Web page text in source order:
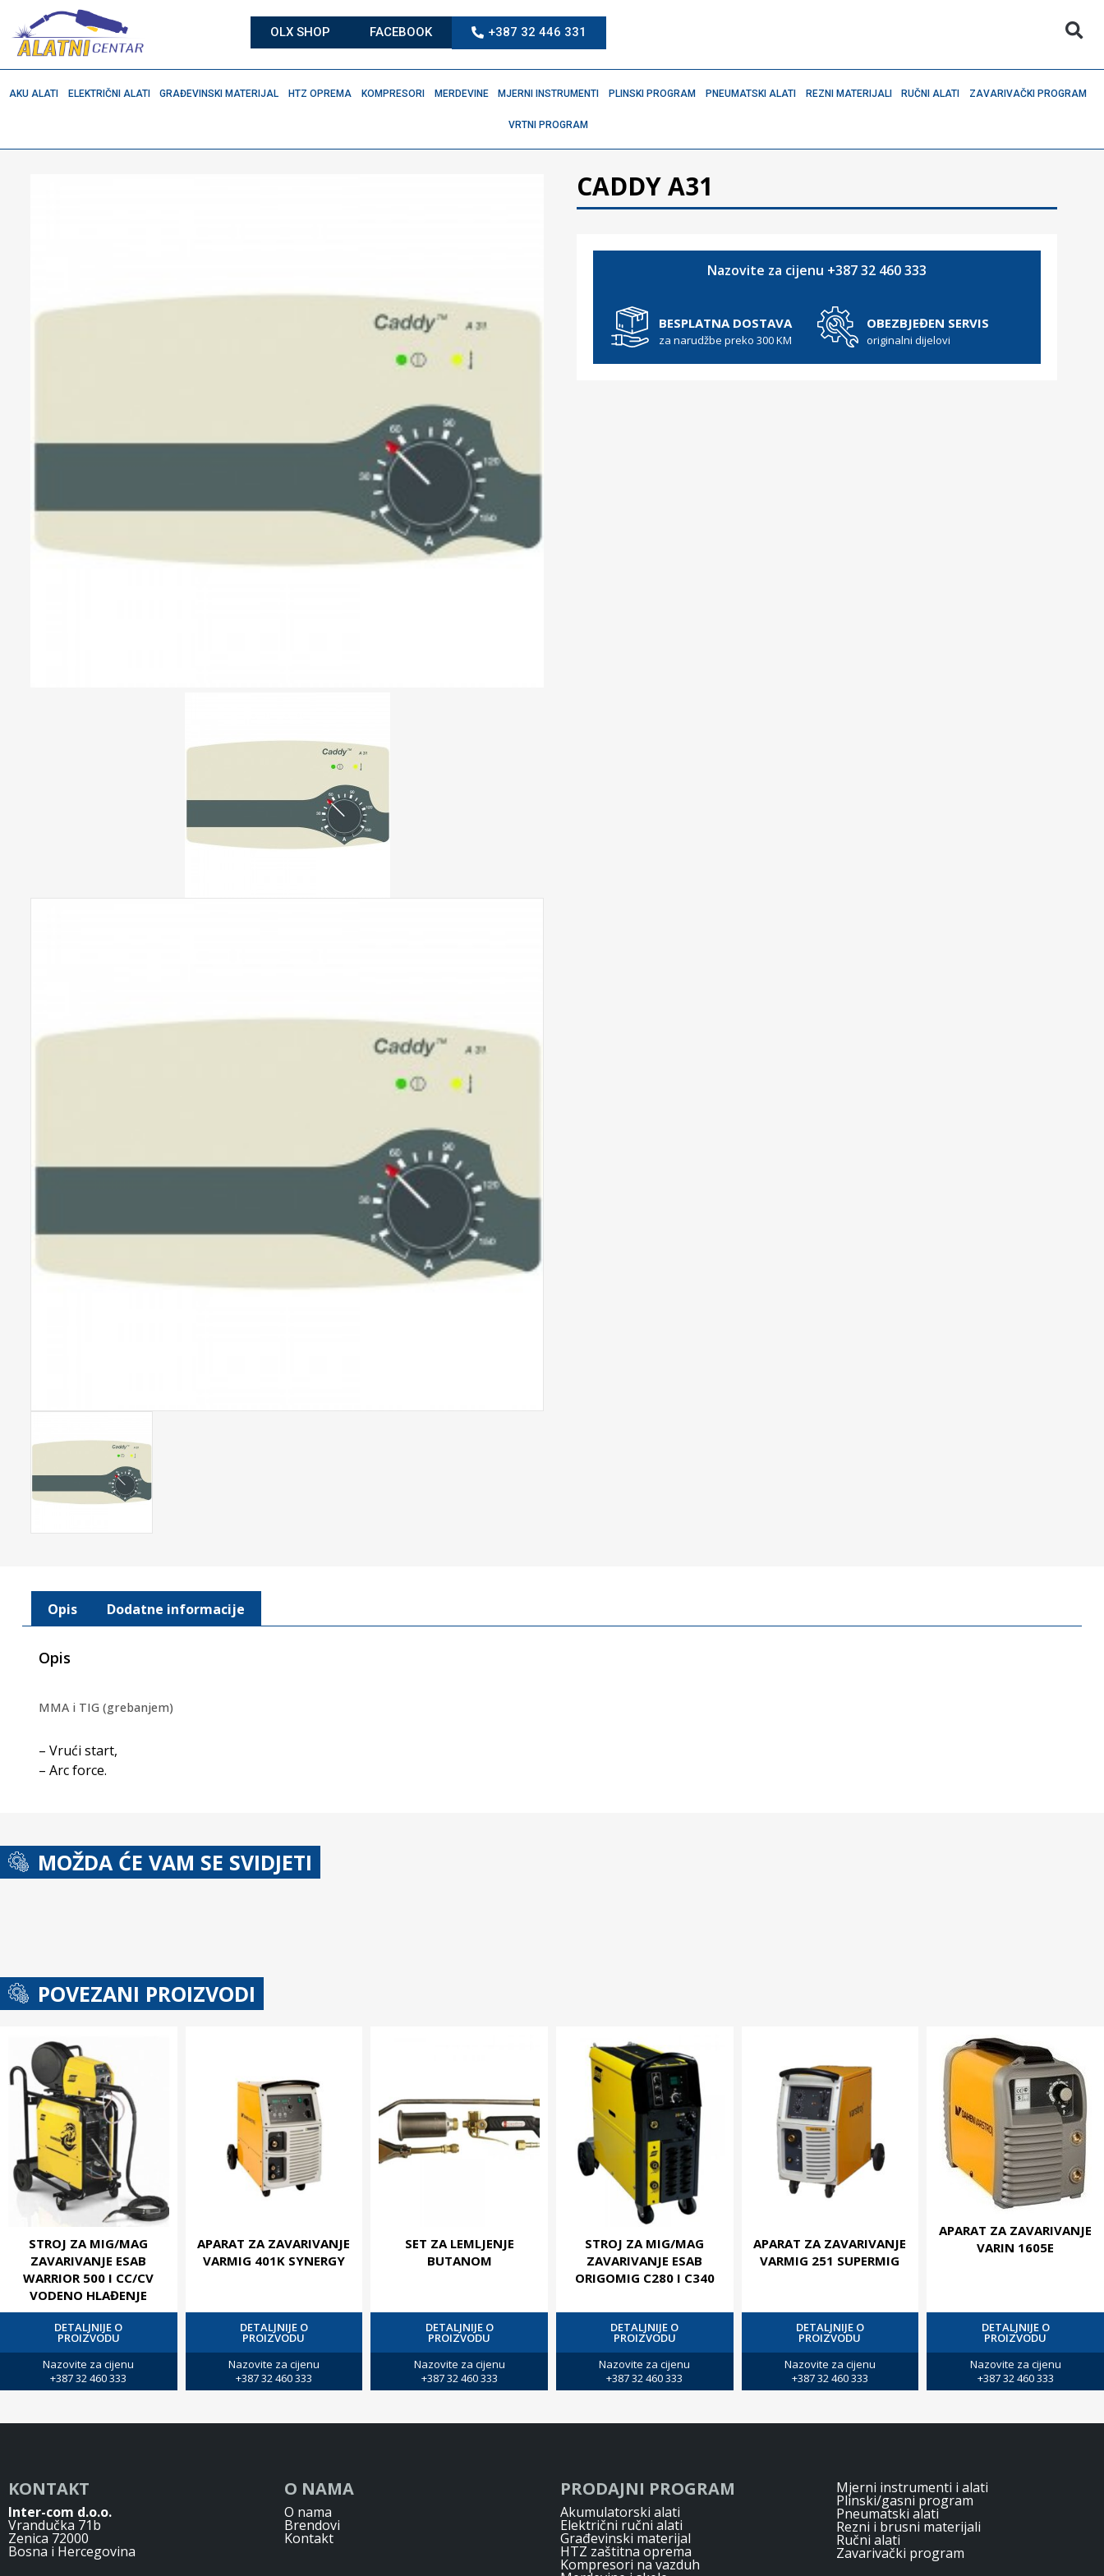
OLX SHOP FACEBOOK +387 32 446 331
AKU ALATI ELEKTRIČNI ALATI GRAĐEVINSKI MATERIJAL HTZ OPREMA KOMPRESORI MERDEVINE MJERNI INSTRUMENTI PLINSKI PROGRAM PNEUMATSKI ALATI REZNI MATERIJALI RUČNI ALATI ZAVARIVAČKI PROGRAM
VRTNI PROGRAM
CADDY A31
Nazovite za cijenu +387 32 460 333
BESPLATNA DOSTAVA
za narudžbe preko 300 KM
OBEZBJEĐEN SERVIS
originalni dijelovi
Opis Dodatne informacije
Opis
MMA i TIG (grebanjem)
– Vrući start,
– Arc force.
MOŽDA ĆE VAM SE SVIDJETI
POVEZANI PROIZVODI
STROJ ZA MIG/MAG
ZAVARIVANJE ESAB
WARRIOR 500 I CC/CV
VODENO HLAĐENJE
DETALJNIJE O
PROIZVODU
Nazovite za cijenu
+387 32 460 333
APARAT ZA ZAVARIVANJE
VARMIG 401K SYNERGY
DETALJNIJE O
PROIZVODU
Nazovite za cijenu
+387 32 460 333
SET ZA LEMLJENJE
BUTANOM
DETALJNIJE O
PROIZVODU
Nazovite za cijenu
+387 32 460 333
STROJ ZA MIG/MAG
ZAVARIVANJE ESAB
ORIGOMIG C280 I C340
DETALJNIJE O
PROIZVODU
Nazovite za cijenu
+387 32 460 333
APARAT ZA ZAVARIVANJE
VARMIG 251 SUPERMIG
DETALJNIJE O
PROIZVODU
Nazovite za cijenu
+387 32 460 333
APARAT ZA ZAVARIVANJE
VARIN 1605E
DETALJNIJE O
PROIZVODU
Nazovite za cijenu
+387 32 460 333
KONTAKT
Inter-com d.o.o.
Vrandučka 71b
Zenica 72000
Bosna i Hercegovina
O NAMA
O nama
Brendovi
Kontakt
PRODAJNI PROGRAM
Akumulatorski alati
Električni ručni alati
Građevinski materijal
HTZ zaštitna oprema
Kompresori na vazduh
Mjerni instrumenti i alati
Plinski/gasni program
Pneumatski alati
Rezni i brusni materijali
Ručni alati
Zavarivački program